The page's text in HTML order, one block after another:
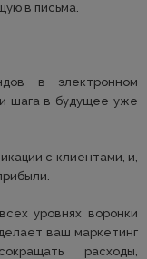
в письма.
в электронном
шага в будущее уже
с клиентами, и,
уровнях воронки
ваш маркетинг
расходы,